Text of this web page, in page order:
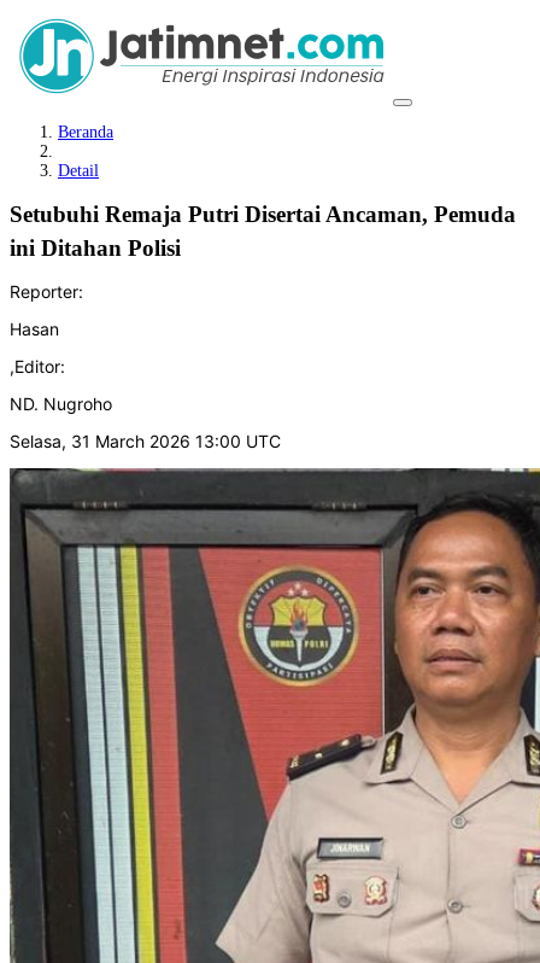
Beranda
Detail
Setubuhi Remaja Putri Disertai Ancaman, Pemuda
ini Ditahan Polisi
Reporter:
Hasan
,Editor:
ND. Nugroho
Selasa, 31 March 2026 13:00 UTC